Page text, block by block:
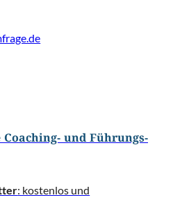
und Führungs-
: kostenlos und